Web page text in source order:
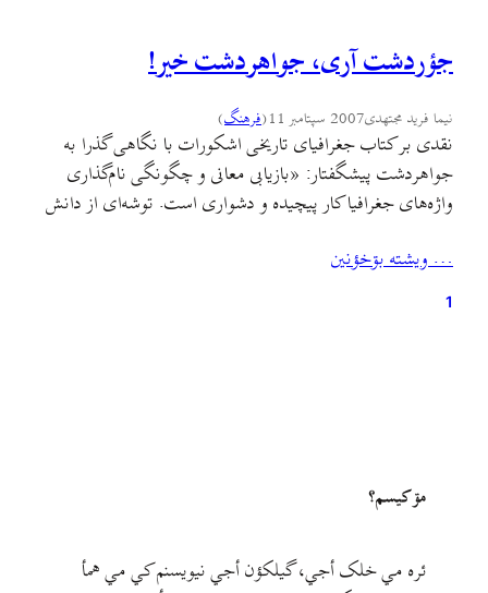
جؤردشت آری، جواهردشت خیر!
نیما فرید مجتهدی2007 سپتامبر 11 (فرهنگ)
نقدی بر کتاب جغرافیای تاریخی اشکورات با نگاهی گذرا به
جواهردشت پیشگفتار: «بازیابی معانی و چگونگی نام‌گذاری
واژه‌های جغرافیا کار پیچیده و دشواری است. توشه‌ای از دانش
گیاه‌شناسی و جز این‌ها می‌خواهد. که بی‌تردید بایسته‌ی کاری
گروهی است. بسیاری از این نام‌واژه‌ها از یک سو در بستر
… ويشته بۊخؤنين
1
مۊ کيسم؟
ئره مي خلک أجي، گيلکؤن أجي نيويسنم کي مي همأ